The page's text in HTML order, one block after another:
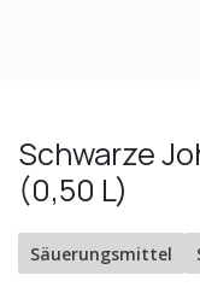
Schwarze
(0,50 L)
Säuerungsmittel